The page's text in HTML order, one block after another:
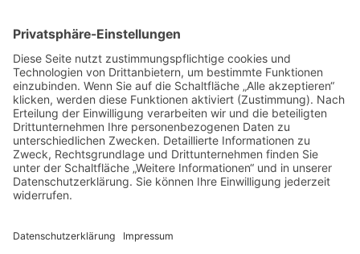
ADRESSE
Randstr. 28
47804 Krefeld
+49 176 58266120
+49 176 58266120
+48 609 953 066
info@kotarek.com
Verpackungsregister LUCID: DE2926643562464